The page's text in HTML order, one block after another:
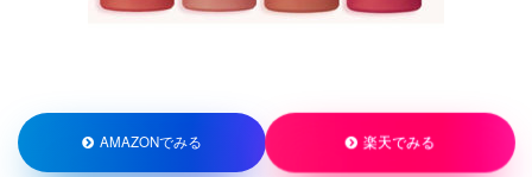
AMAZONでみる 楽天でみる